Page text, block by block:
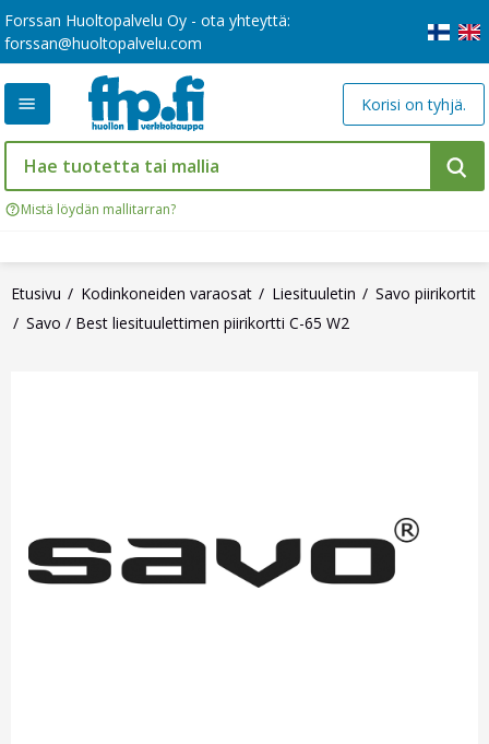
Forssan Huoltopalvelu Oy - ota yhteyttä:
forssan@huoltopalvelu.com
Mistä löydän mallitarran?
Korisi on tyhjä.
Etusivu Kodinkoneiden varaosat Liesituuletin
Savo piirikortit
Savo / Best liesituulettimen piirikortti C-65 W2